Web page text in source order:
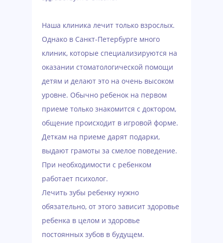
Наша клиника лечит только взрослых.
Однако в Санкт-Петербурге много
клиник, которые специализируются на
оказании стоматологической помощи
детям и делают это на очень высоком
уровне. Обычно ребенок на первом
приеме только знакомится с доктором,
общение происходит в игровой форме.
Деткам на приеме дарят подарки,
выдают грамоты за смелое поведение.
При необходимости с ребенком
работает психолог.
Лечить зубы ребенку нужно
обязательно, от этого зависит здоровье
ребенка в целом и здоровье
постоянных зубов в будущем.